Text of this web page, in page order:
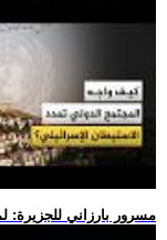
.. مسرور بارزاني